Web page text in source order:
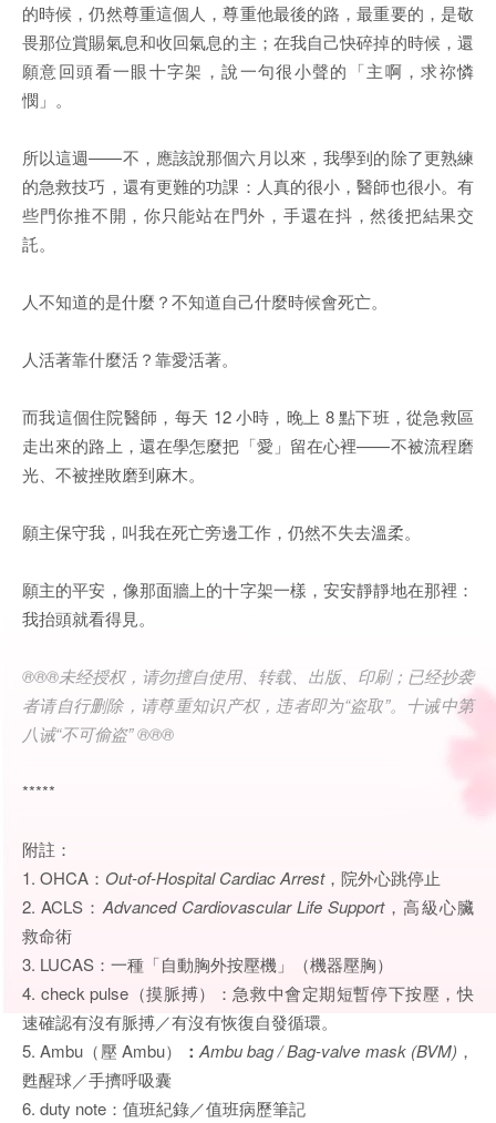
的時候，仍然尊重這個人，尊重他最後的路，最重要的，是敬
畏那位賞賜氣息和收回氣息的主；在我自己快碎掉的時候，還
願意回頭看一眼十字架，說一句很小聲的「主啊，求祢憐
憫」。
所以這週——不，應該說那個六月以來，我學到的除了更熟練
的急救技巧，還有更難的功課：人真的很小，醫師也很小。有
些門你推不開，你只能站在門外，手還在抖，然後把結果交
託。
人不知道的是什麼？不知道自己什麼時候會死亡。
人活著靠什麼活？靠愛活著。
而我這個住院醫師，每天 12 小時，晚上 8 點下班，從急救區
走出來的路上，還在學怎麼把「愛」留在心裡——不被流程磨
光、不被挫敗磨到麻木。
願主保守我，叫我在死亡旁邊工作，仍然不失去溫柔。
願主的平安，像那面牆上的十字架一樣，安安靜靜地在那裡：
我抬頭就看得見。
®®®未经授权，请勿擅自使用、转载、出版、印刷；已经抄袭
者请自行删除，请尊重知识产权，违者即为“盗取”。十诫中第
八诫“不可偷盗” ®®®
*****
附註：
1. OHCA： Out-of-Hospital Cardiac Arrest，院外心跳停止
2. ACLS：Advanced Cardiovascular Life Support，高級心臟
救命術
3. LUCAS：一種「自動胸外按壓機」（機器壓胸）
4. check pulse（摸脈搏）：急救中會定期短暫停下按壓，快
速確認有沒有脈搏／有沒有恢復自發循環。
5. Ambu（壓 Ambu）
：Ambu bag / Bag-valve mask (BVM) ，
甦醒球／手擠呼吸囊
6. duty note：值班紀錄／值班病歷筆記